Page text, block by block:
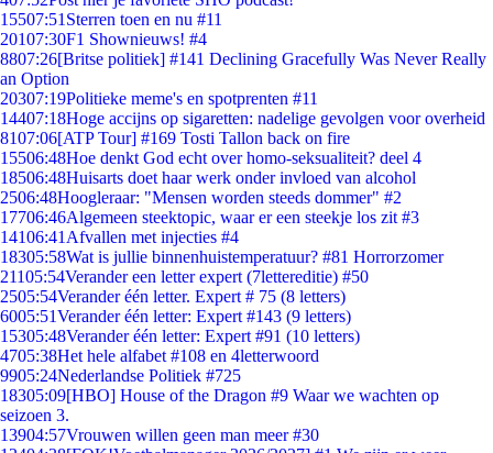
15507:51 Sterren toen en nu #11
20107:30F1 Shownieuws! #4
8807:26[Britse politiek] #141 Declining Gracefully Was Never Really
an Option
20307:19Politieke meme's en spotprenten #11
14407:18Hoge accijns op sigaretten: nadelige gevolgen voor overheid
8107:06[ATP Tour] #169 Tosti Tallon back on fire
15506:48Hoe denkt God echt over homo-seksualiteit? deel 4
18506:48Huisarts doet haar werk onder invloed van alcohol
2506:48Hoogleraar: "Mensen worden steeds dommer" #2
17706:46Algemeen steektopic, waar er een steekje los zit #3
14106:41 Afvallen met injecties #4
18305:58Wat is jullie binnenhuistemperatuur? #81 Horrorzomer
21105:54Verander een letter expert (7lettereditie) #50
2505:54Verander één letter. Expert # 75 (8 letters)
6005:51Verander één letter: Expert #143 (9 letters)
15305:48Verander één letter: Expert #91 (10 letters)
4705:38Het hele alfabet #108 en 4letterwoord
9905:24Nederlandse Politiek #725
18305:09[HBO] House of the Dragon #9 Waar we wachten op
seizoen 3.
13904:57Vrouwen willen geen man meer #30